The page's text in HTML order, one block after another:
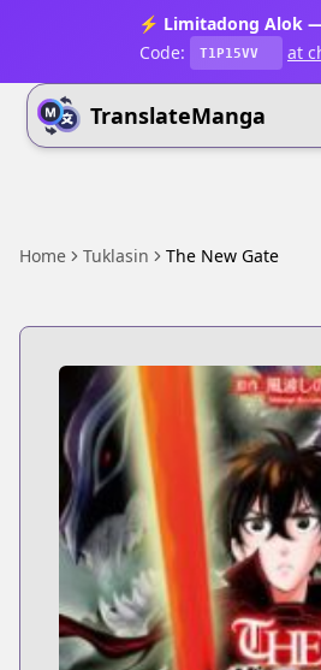
⚡ Limitadong Alok —
Code:
T1P15VV at
TranslateManga
Home Tuklasin The New Gate